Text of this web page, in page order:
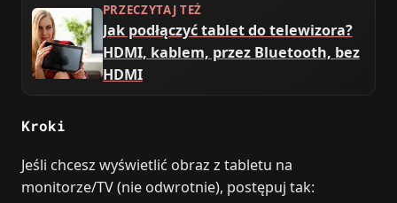
PRZECZYTAJ TEŻ
Jak podłączyć tablet do telewizora?
HDMI, kablem, przez Bluetooth, bez
HDMI
Kroki
Jeśli chcesz wyświetlić obraz z tabletu na
monitorze/TV (nie odwrotnie), postępuj tak: